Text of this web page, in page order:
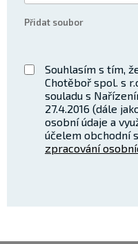
Souhlasím s tím,
Chotěboř spol. s
souladu s
27.4.2016 (dále
osobní údaje a
účelem obchodní
zpracování